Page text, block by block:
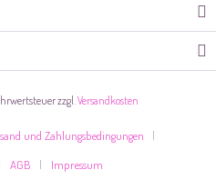
zzgl.Versandkosten
und Zahlungsbedingungen
AGB
Impressum